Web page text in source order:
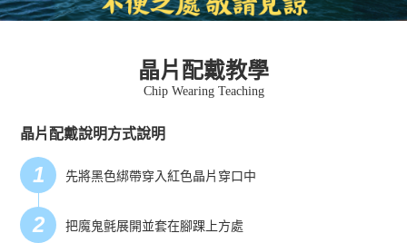
晶片配戴教學
Chip Wearing Teaching
晶片配戴說明方式說明
1 先將黑色綁帶穿入紅色晶片穿口中
2 把魔鬼氈展開並套在腳踝上方處